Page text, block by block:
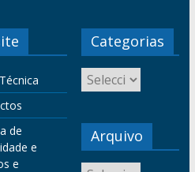
de
e
e
Categorias
Arquivo